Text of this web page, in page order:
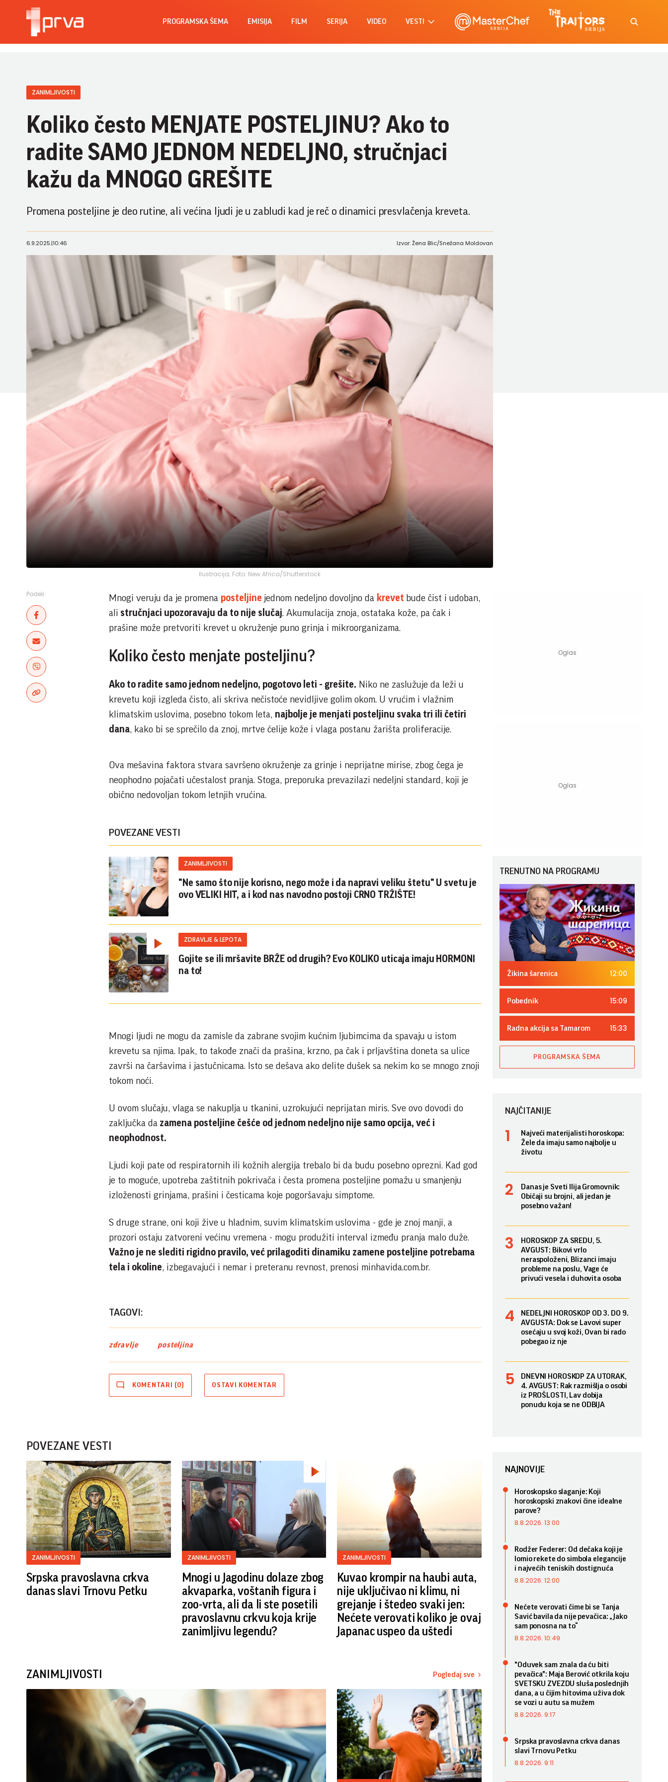
PROGRAMSKA ŠEMA EMISIJA FILM SERIJA VIDEO VESTI
ZANIMLJIVOSTI
Koliko često MENJATE POSTELJINU? Ako to
radite SAMO JEDNOM NEDELJNO, stručnjaci
kažu da MNOGO GREŠITE
Promena posteljine je deo rutine, ali većina ljudi je u zabludi kad je reč o dinamici presvlačenja kreveta.
Ilustracija; Foto: New Africa/Shutterstock
6.9.2025.|10:46 Izvor: Žena Blic/Snežana Moldovan
Podeli: Mnogi veruju da je promena posteljine jednom nedeljno dovoljno da krevet bude čist i udoban,
ali stručnjaci upozoravaju da to nije slučaj. Akumulacija znoja, ostataka kože, pa čak i
prašine može pretvoriti krevet u okruženje puno grinja i mikroorganizama.
Koliko često menjate posteljinu?
Ako to radite samo jednom nedeljno, pogotovo leti - grešite. Niko ne zaslužuje da leži u
krevetu koji izgleda čisto, ali skriva nečistoće nevidljive golim okom. U vrućim i vlažnim
klimatskim uslovima, posebno tokom leta, najbolje je menjati posteljinu svaka tri ili četiri
dana, kako bi se sprečilo da znoj, mrtve ćelije kože i vlaga postanu žarišta proliferacije.
Ova mešavina faktora stvara savršeno okruženje za grinje i neprijatne mirise, zbog čega je
neophodno pojačati učestalost pranja. Stoga, preporuka prevazilazi nedeljni standard, koji je
obično nedovoljan tokom letnjih vrućina.
POVEZANE VESTI
ZANIMLJIVOSTI
"Ne samo što nije korisno, nego može i da napravi veliku štetu" U svetu je
ovo VELIKI HIT, a i kod nas navodno postoji CRNO TRŽIŠTE!
ZDRAVLJE & LEPOTA
Gojite se ili mršavite BRŽE od drugih? Evo KOLIKO uticaja imaju HORMONI
na to!
Mnogi ljudi ne mogu da zamisle da zabrane svojim kućnim ljubimcima da spavaju u istom
krevetu sa njima. Ipak, to takođe znači da prašina, krzno, pa čak i prljavština doneta sa ulice
završi na čaršavima i jastučnicama. Isto se dešava ako delite dušek sa nekim ko se mnogo znoji
tokom noći.
U ovom slučaju, vlaga se nakuplja u tkanini, uzrokujući neprijatan miris. Sve ovo dovodi do
zaključka da zamena posteljine češće od jednom nedeljno nije samo opcija, već i
neophodnost.
Ljudi koji pate od respiratornih ili kožnih alergija trebalo bi da budu posebno oprezni. Kad god
je to moguće, upotreba zaštitnih pokrivača i česta promena posteljine pomažu u smanjenju
izloženosti grinjama, prašini i česticama koje pogoršavaju simptome.
S druge strane, oni koji žive u hladnim, suvim klimatskim uslovima - gde je znoj manji, a
prozori ostaju zatvoreni većinu vremena - mogu produžiti interval između pranja malo duže.
Važno je ne slediti rigidno pravilo, već prilagoditi dinamiku zamene posteljine potrebama
tela i okoline, izbegavajući i nemar i preteranu revnost, prenosi minhavida.com.br.
TAGOVI:
zdravlje posteljina
KOMENTARI (0) OSTAVI KOMENTAR
POVEZANE VESTI
ZANIMLJIVOSTI
Srpska pravoslavna crkva
danas slavi Trnovu Petku
ZANIMLJIVOSTI
Mnogi u Jagodinu dolaze zbog
akvaparka, voštanih figura i
zoo-vrta, ali da li ste posetili
pravoslavnu crkvu koja krije
zanimljivu legendu?
ZANIMLJIVOSTI
Kuvao krompir na haubi auta,
nije uključivao ni klimu, ni
grejanje i štedeo svaki jen:
Nećete verovati koliko je ovaj
Japanac uspeo da uštedi
ZANIMLJIVOSTI Pogledaj sve
TRENUTNO NA PROGRAMU
Žikina šarenica 12:00
Pobednik 15:09
Radna akcija sa Tamarom 15:33
PROGRAMSKA ŠEMA
NAJČITANIJE
Najveći materijalisti horoskopa:
Žele da imaju samo najbolje u
životu
Danas je Sveti Ilija Gromovnik:
Običaji su brojni, ali jedan je
posebno važan!
HOROSKOP ZA SREDU, 5.
AVGUST: Bikovi vrlo
neraspoloženi, Blizanci imaju
probleme na poslu, Vage će
privući vesela i duhovita osoba
NEDELJNI HOROSKOP OD 3. DO 9.
AVGUSTA: Dok se Lavovi super
osećaju u svoj koži, Ovan bi rado
pobegao iz nje
DNEVNI HOROSKOP ZA UTORAK,
4. AVGUST: Rak razmišlja o osobi
iz PROŠLOSTI, Lav dobija
ponudu koja se ne ODBIJA
NAJNOVIJE
Horoskopsko slaganje: Koji
horoskopski znakovi čine idealne
parove?
8.8.2026. 13:00
Rodžer Federer: Od dečaka koji je
lomio rekete do simbola elegancije
i najvećih teniskih dostignuća
8.8.2026. 12:00
Nećete verovati čime bi se Tanja
Savić bavila da nije pevačica: „Jako
sam ponosna na to“
8.8.2026. 10:49
"Oduvek sam znala da ću biti
pevačica": Maja Berović otkrila koju
SVETSKU ZVEZDU sluša poslednjih
dana, a u čijim hitovima uživa dok
se vozi u autu sa mužem
8.8.2026. 9:17
Srpska pravoslavna crkva danas
slavi Trnovu Petku
8.8.2026. 9:11